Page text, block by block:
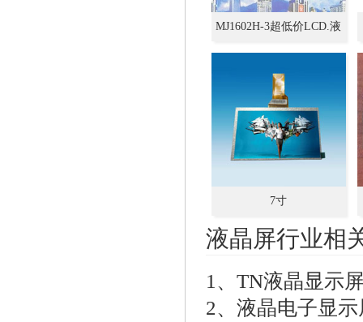
MJ1602H-3超低价LCD.液
晶模组,液晶屏生产厂
家,LCM.字符点阵型
7寸
液晶屏行业相
1、 TN液晶显示
2、 液晶电子显